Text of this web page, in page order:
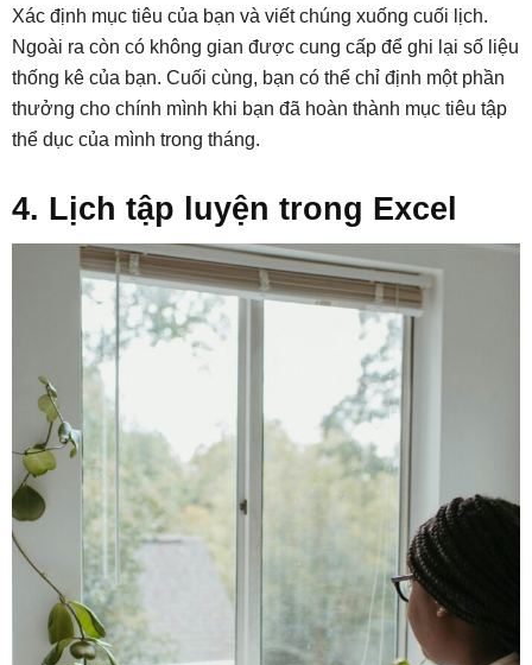
Xác định mục tiêu của bạn và viết chúng xuống cuối lịch.
Ngoài ra còn có không gian được cung cấp để ghi lại số liệu
thống kê của bạn. Cuối cùng, bạn có thể chỉ định một phần
thưởng cho chính mình khi bạn đã hoàn thành mục tiêu tập
thể dục của mình trong tháng.
4. Lịch tập luyện trong Excel